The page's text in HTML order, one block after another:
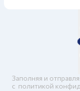
Заполняя и
c политикой